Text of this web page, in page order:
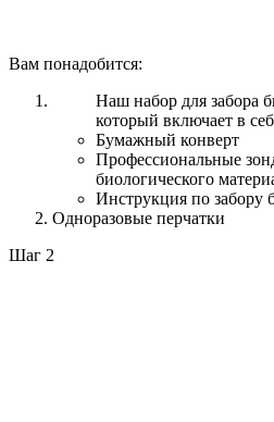
Вам понадобится:
Наш набор для забора
который включает в
Бумажный конверт
Профессиональные
биологического
Инструкция по забору
Одноразовые перчатки
Шаг 2